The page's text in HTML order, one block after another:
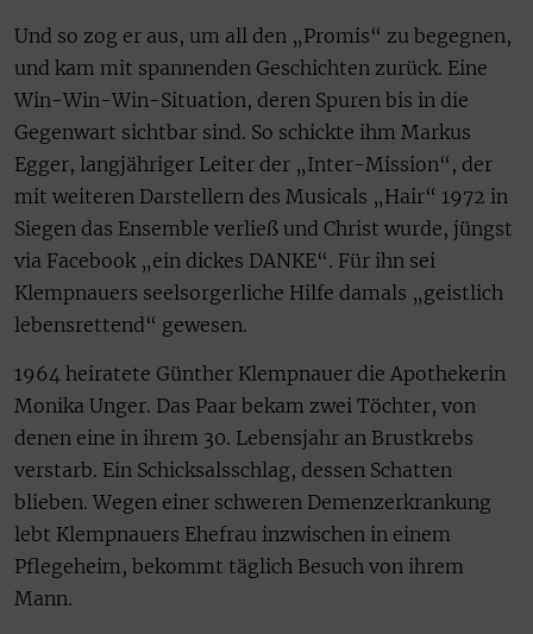
Und so zog er aus, um all den „Promis“ zu begegnen,
und kam mit spannenden Geschichten zurück. Eine
Win-Win-Win-Situation, deren Spuren bis in die
Gegenwart sichtbar sind. So schickte ihm Markus
Egger, langjähriger Leiter der „Inter-Mission“, der
mit weiteren Darstellern des Musicals „Hair“ 1972 in
Siegen das Ensemble verließ und Christ wurde, jüngst
via Facebook „ein dickes DANKE“. Für ihn sei
Klempnauers seelsorgerliche Hilfe damals „geistlich
lebensrettend“ gewesen.
1964 heiratete Günther Klempnauer die Apothekerin
Monika Unger. Das Paar bekam zwei Töchter, von
denen eine in ihrem 30. Lebensjahr an Brustkrebs
verstarb. Ein Schicksalsschlag, dessen Schatten
blieben. Wegen einer schweren Demenzerkrankung
lebt Klempnauers Ehefrau inzwischen in einem
Pflegeheim, bekommt täglich Besuch von ihrem
Mann.